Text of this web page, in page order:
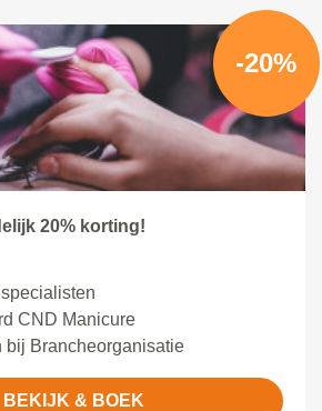
-20%
20% korting!
CND Manicure
bij Brancheorganisatie
BEKIJK & BOEK